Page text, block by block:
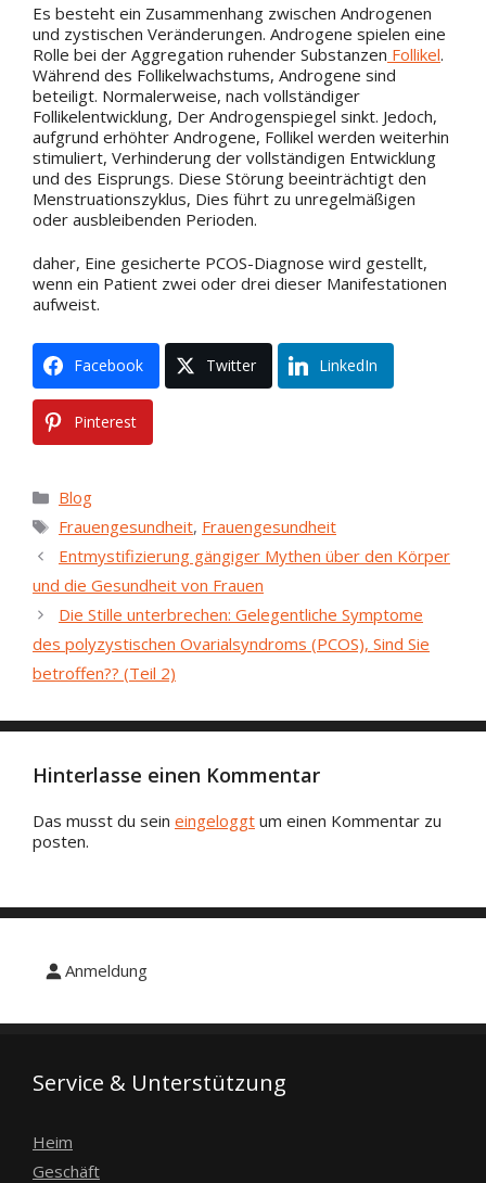
Es besteht ein Zusammenhang zwischen Androgenen
und zystischen Veränderungen. Androgene spielen eine
Rolle bei der Aggregation ruhender Substanzen Follikel.
Während des Follikelwachstums, Androgene sind
beteiligt. Normalerweise, nach vollständiger
Follikelentwicklung, Der Androgenspiegel sinkt. Jedoch,
aufgrund erhöhter Androgene, Follikel werden weiterhin
stimuliert, Verhinderung der vollständigen Entwicklung
und des Eisprungs. Diese Störung beeinträchtigt den
Menstruationszyklus, Dies führt zu unregelmäßigen
oder ausbleibenden Perioden.
daher, Eine gesicherte PCOS-Diagnose wird gestellt,
wenn ein Patient zwei oder drei dieser Manifestationen
aufweist.
Facebook Twitter LinkedIn
Pinterest
Kategorien
Blog
Stichworte
Frauengesundheit, Frauengesundheit
Entmystifizierung gängiger Mythen über den Körper
und die Gesundheit von Frauen
Die Stille unterbrechen: Gelegentliche Symptome
des polyzystischen Ovarialsyndroms (PCOS), Sind Sie
betroffen?? (Teil 2)
Hinterlasse einen Kommentar
Das musst du sein eingeloggt um einen Kommentar zu
posten.
Anmeldung
Service & Unterstützung
Heim
Geschäft